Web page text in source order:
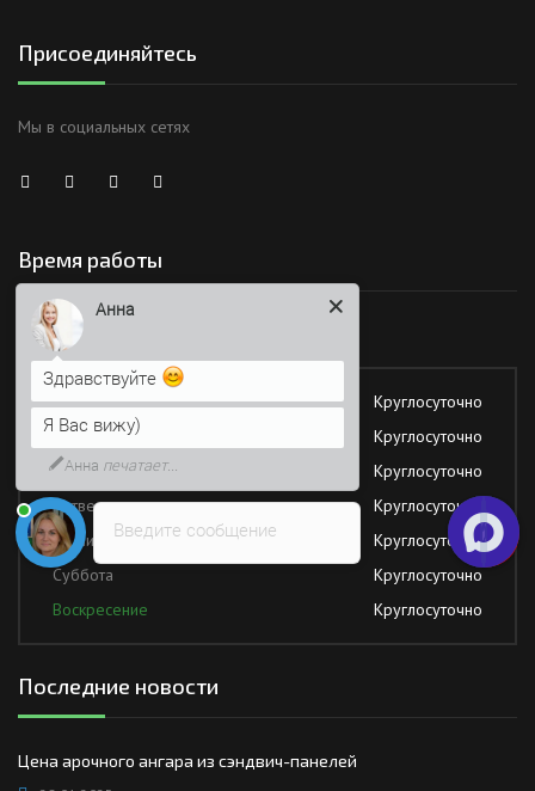
Присоединяйтесь
Мы в социальных сетях
Время работы
Работаем без обеда и выходных
Понедельник
Круглосуточно
Вторник
Круглосуточно
Среда
Круглосуточно
Четверг
Круглосуточно
Пятница
Круглосуточно
Суббота
Круглосуточно
Воскресение
Круглосуточно
Последние новости
Цена арочного ангара из сэндвич-панелей
Введите сообщение
Здравствуйте
Я Вас вижу)
Напишите сюда свой вопрос.
Возможно, его решение будет
быстрее